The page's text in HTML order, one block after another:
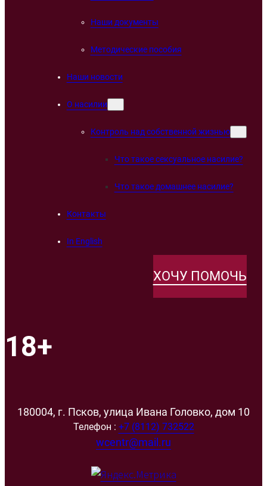
Наши документы
Методические пособия
Наши новости
О насилии
Контроль над собственной жизнью
Что такое сексуальное насилие?
Что такое домашнее насилие?
Контакты
In English
ХОЧУ ПОМОЧЬ
18+
180004, г. Псков, улица Ивана Головко, дом 10
Телефон : +7 (8112) 732522
wcentr@mail.ru